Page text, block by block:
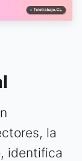
la
identifica